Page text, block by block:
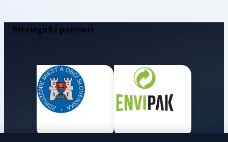
Strategickí partneri